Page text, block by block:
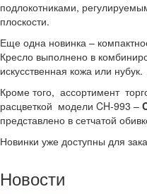
подлокотниками,
плоскости.
Еще одна новинка –
Кресло выполнено в
искусственная кожа или нубук.
Кроме того, ассортимент
расцветкой модели CH-993 –
представлено в сетчатой
Новинки уже доступны для
Новости